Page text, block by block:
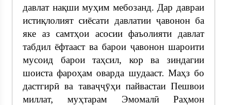
давлат нақши муҳим мебозанд. Дар давраи
истиқлолият сиёсати давлатии ҷавонон ба
яке аз самтҳои асосии фаъолияти давлат
табдил ёфтааст ва барои ҷавонон шароити
мусоид барои таҳсил, кор ва зиндагии
шоиста фароҳам оварда шудааст. Маҳз бо
дастгирӣ ва таваҷҷӯҳи пайвастаи Пешвои
миллат, муҳтарам Эмомалӣ Раҳмон